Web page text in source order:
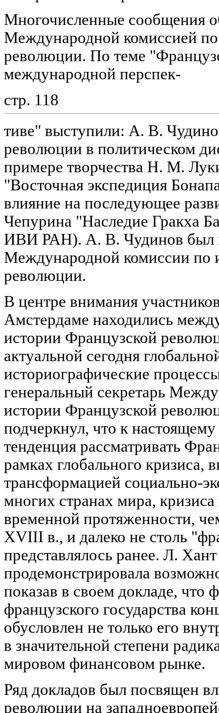
Многочисленные сообщения
Международной комиссией
революции. По теме
международной перспек-
стр. 118
тиве" выступили: А. В.
революции в политическом
примере творчества Н. М.
"Восточная экспедиция
влияние на последующее
Чепурина "Наследие Гракха
ИВИ РАН). А. В. Чудинов был
Международной комиссии по
революции.
В центре внимания
Амстердаме находились
истории Французской
актуальной сегодня
историографические
генеральный секретарь
истории Французской
подчеркнул, что к
тенденция рассматривать
рамках глобального кризиса,
трансформацией социально-
многих странах мира,
временной протяженности,
XVIII в., и далеко не столь
представлялось ранее. Л.
продемонстрировала
показав в своем докладе, что
французского государства
обусловлен не только его
в значительной степени
мировом финансовом рынке.
Ряд докладов был посвящен
революции на